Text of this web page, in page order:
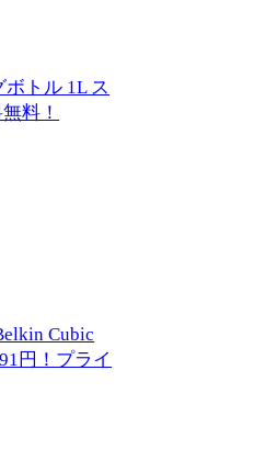
トル 1L ス
料！
Cubic
円！プライ